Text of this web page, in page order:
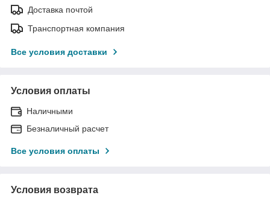
Доставка почтой
Транспортная компания
Все условия доставки
Условия оплаты
Наличными
Безналичный расчет
Все условия оплаты
Условия возврата